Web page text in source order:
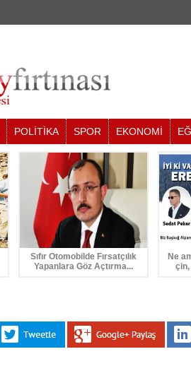
POLİTİKA SPOR EKONOMİ
Sıfır Otomobilde Fırsatçılık
Yapanlara Göz Açtırma...
Ne